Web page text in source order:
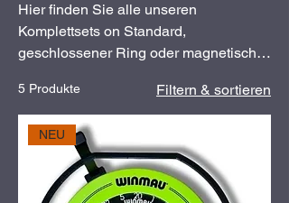
Hier finden Sie alle unseren
Komplettsets on Standard,
geschlossener Ring oder magnetischer
5 Produkte Filtern & sortieren
NEU